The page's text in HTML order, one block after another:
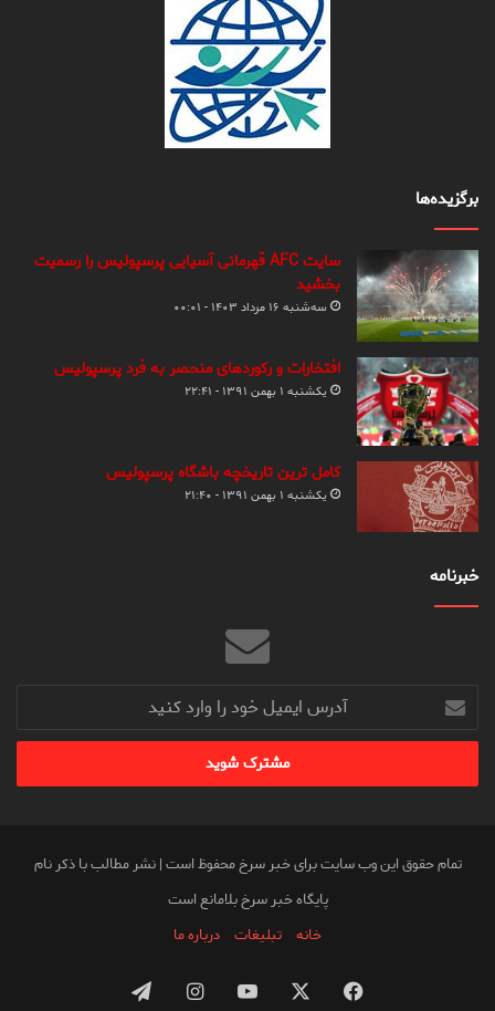
برگزیده‌ها
سایت AFC قهرمانی آسیایی پرسپولیس را رسمیت
بخشید
سه‌شنبه ۱۶ مرداد ۱۴۰۳ - ۰۰:۰۱
افتخارات و رکوردهای منحصر به فرد پرسپولیس
یکشنبه ۱ بهمن ۱۳۹۱ - ۲۲:۴۱
کامل ترین تاریخچه باشگاه پرسپولیس
یکشنبه ۱ بهمن ۱۳۹۱ - ۲۱:۴۰
خبرنامه
آدرس
ایمیل
خود
وارد
تمام حقوق این وب سایت برای خبر سرخ محفوظ است | نشر مطالب با ذکر نام
پایگاه خبر سرخ بلامانع است
خانه
تبلیغات درباره ما
فیس یوتیوباینستاگرامتلگرام